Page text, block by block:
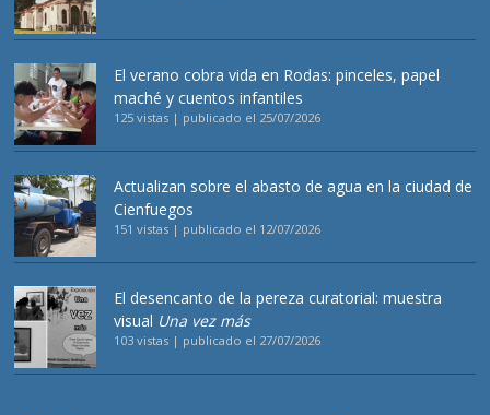
El verano cobra vida en Rodas: pinceles, papel
maché y cuentos infantiles
125 vistas | publicado el 25/07/2026
Actualizan sobre el abasto de agua en la ciudad de
Cienfuegos
151 vistas | publicado el 12/07/2026
El desencanto de la pereza curatorial: muestra
visual Una vez más
103 vistas | publicado el 27/07/2026